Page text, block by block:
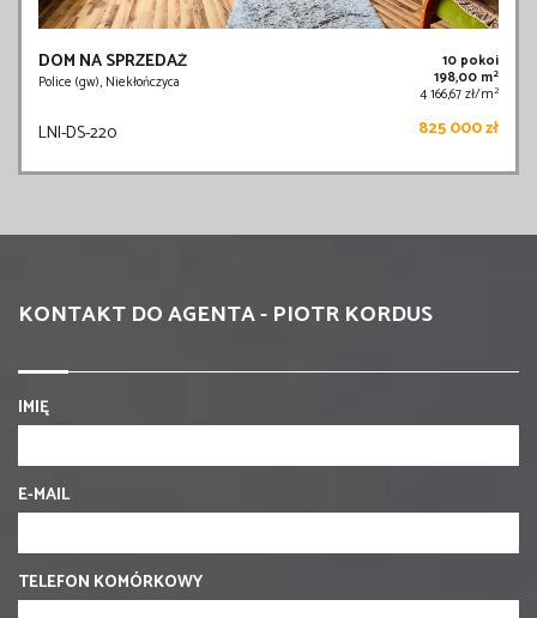
DOM NA SPRZEDAŻ
Police (gw), Niekłończyca
10 pokoi
198,00 m2
4 166,67 zł/m2
LNI-DS-220 825 000 zł
KONTAKT DO AGENTA - PIOTR KORDUS
IMIĘ
E-MAIL
TELEFON KOMÓRKOWY